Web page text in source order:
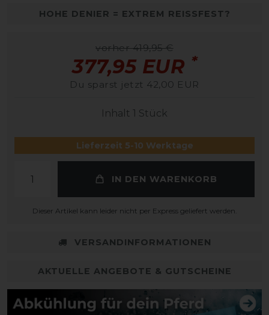
HOHE DENIER = EXTREM REISSFEST?
vorher 419,95 €
377,95 EUR *
Du sparst jetzt 42,00 EUR
Inhalt 1 Stück
Lieferzeit 5-10 Werktage
IN DEN WARENKORB
Dieser Artikel kann leider nicht per Express geliefert werden.
VERSANDINFORMATIONEN
AKTUELLE ANGEBOTE & GUTSCHEINE